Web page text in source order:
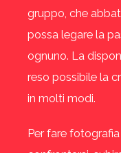
gruppo, che
possa legare la
ognuno. La
reso possibile la
in molti modi.
Per fare